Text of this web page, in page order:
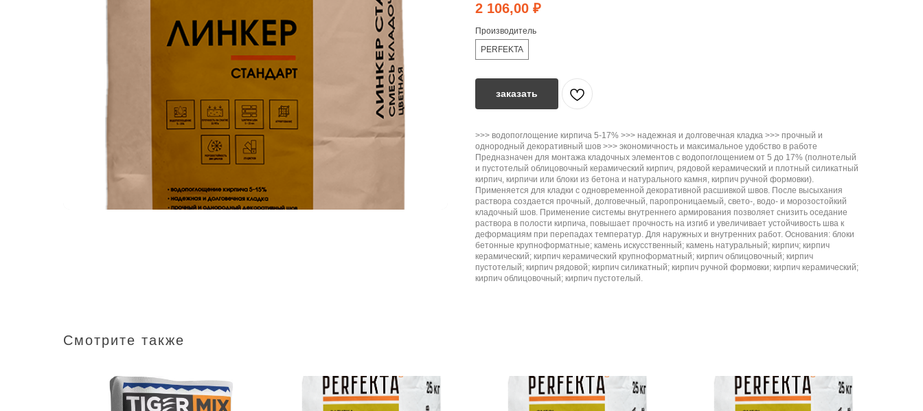
2 106,00 ₽
Производитель
PERFEKTA
заказать
>>> водопоглощение кирпича 5-17% >>> надежная и долговечная кладка >>> прочный и
однородный декоративный шов >>> экономичность и максимальное удобство в работе
Предназначен для монтажа кладочных элементов с водопоглощением от 5 до 17% (полнотелый
и пустотелый облицовочный керамический кирпич, рядовой керамический и плотный силикатный
кирпич, кирпичи или блоки из бетона и натурального камня, кирпич ручной формовки).
Применяется для кладки с одновременной декоративной расшивкой швов. После высыхания
раствора создается прочный, долговечный, паропроницаемый, свето-, водо- и морозостойкий
кладочный шов. Применение системы внутреннего армирования позволяет снизить оседание
раствора в полости кирпича, повышает прочность на изгиб и увеличивает устойчивость шва к
деформациям при перепадах температур. Для наружных и внутренних работ. Основания: блоки
бетонные крупноформатные; камень искусственный; камень натуральный; кирпич; кирпич
керамический; кирпич керамический крупноформатный; кирпич облицовочный; кирпич
пустотелый; кирпич рядовой; кирпич силикатный; кирпич ручной формовки; кирпич керамический;
кирпич облицовочный; кирпич пустотелый.
Смотрите также